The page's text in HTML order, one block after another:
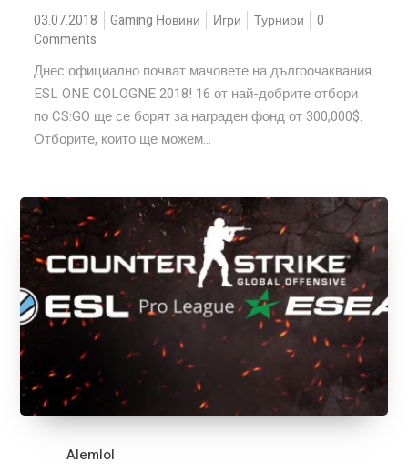
03.07.2018 Gaming Новини Игри Турнири
0
Comments
Днес официално почват мачовете на дългоочаквания
ESL ONE COLOGNE 2018! 16 от най-добрите отбори
по CS:GO ще се борят за награден фонд от 300,000$.
Отборите, които ще можем...
Alemlol